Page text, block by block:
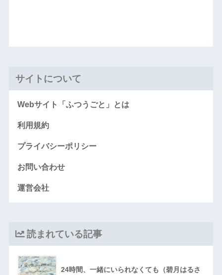
サイトについて
Webサイト「ふつうごと」とは
利用規約
プライバシーポリシー
お問い合わせ
運営会社
読まれている記事
24時間、一緒にいられなくても（碧月はるさ